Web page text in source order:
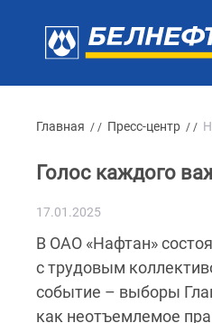
Главная / / Пресс-центр / /
Голос каждого
17.01.2025
В ОАО «Нафтан»
с трудовым
событие – выборы
как неотъемлемое